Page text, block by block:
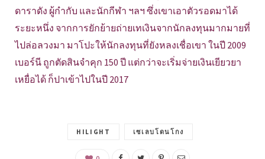
ดาราดัง ผู้กำกับ และนักกีฬา ฯลฯ ซึ่งเขาเอาตัวรอดมาได้
ระยะหนึ่ง จากการยักย้ายถ่ายเทเงินจากนักลงทุนมากมายที่
ไปล่อลวงมา มาโปะให้นักลงทุนที่ยังหลงเชื่อเขา ในปี 2009
เบอร์นี ถูกตัดสินจำคุก 150 ปี แต่กว่าจะเริ่มจ่ายเงินเยียวยา
เหยื่อได้ ก็ปาเข้าไปในปี 2017
HILIGHT เซเลบโดนโกง